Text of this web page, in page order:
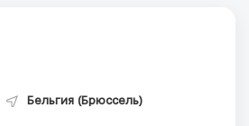
Бельгия (Брюссель)